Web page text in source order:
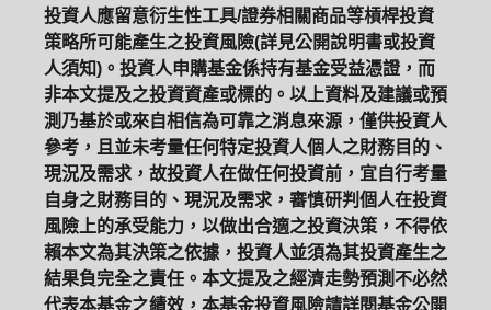
投資人應留意衍生性工具/證券相關商品等槓桿投資
策略所可能產生之投資風險(詳見公開說明書或投資
人須知)。投資人申購基金係持有基金受益憑證，而
非本文提及之投資資產或標的。以上資料及建議或預
測乃基於或來自相信為可靠之消息來源，僅供投資人
參考，且並未考量任何特定投資人個人之財務目的、
現況及需求，故投資人在做任何投資前，宜自行考量
自身之財務目的、現況及需求，審慎研判個人在投資
風險上的承受能力，以做出合適之投資決策，不得依
賴本文為其決策之依據，投資人並須為其投資產生之
結果負完全之責任。本文提及之經濟走勢預測不必然
代表本基金之績效，本基金投資風險請詳閱基金公開